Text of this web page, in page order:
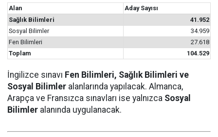
Alan
Aday Sayısı
Sağlık Bilimleri
41.952
Sosyal Bilimler
34.959
Fen Bilimleri
27.618
Toplam
104.529
İngilizce sınavı Fen Bilimleri, Sağlık Bilimleri ve
Sosyal Bilimler alanlarında yapılacak. Almanca,
Arapça ve Fransızca sınavları ise yalnızca Sosyal
Bilimler alanında uygulanacak.